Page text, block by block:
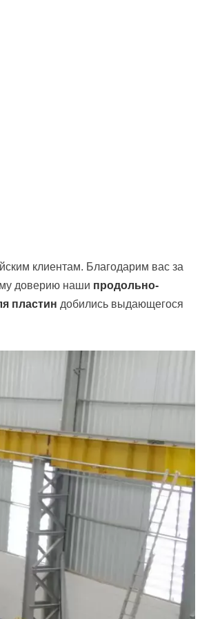
клиентам. Благодарим вас за
доверию наши продольно-
пластин добились выдающегося